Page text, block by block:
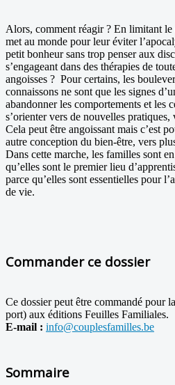
Alors, comment réagir ? En limitant le
met au monde pour leur éviter
petit bonheur sans trop penser aux
s’engageant dans des thérapies de
angoisses ? Pour certains, les
connaissons ne sont que les signes
abandonner les comportements et les
s’orienter vers de nouvelles
Cela peut être angoissant mais c’est
autre conception du bien-être, vers
Dans cette marche, les familles sont
qu’elles sont le premier lieu
parce qu’elles sont essentielles pour
de vie.
Commander ce dossier
Ce dossier peut être commandé pour
port) aux éditions Feuilles Familiales.
E-mail : info@couplesfamilles.be
Sommaire